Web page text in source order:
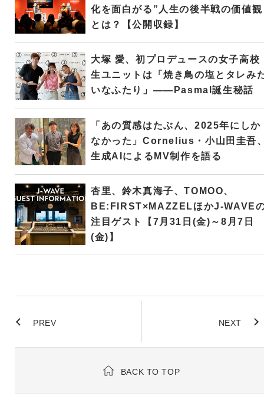
化を面白がる”人生の後半戦の価値観
とは？【公開収録】
大塚 愛、初プロデュースの女子高校
生ユニットは「焼き鳥の塩とタレみ
いなふたり」――Pasmal誕生秘話
「あの質感はたぶん、2025年にしか
なかった」Cornelius・小山田圭吾
生成AIによるMV制作を語る
杏里、鈴木真海子、TOMOO、
BE:FIRST×MAZZELほかJ-WAVE
注目ゲスト【7月31日(金)～8月7日
(金)】
PREV NEXT
BACK TO TOP